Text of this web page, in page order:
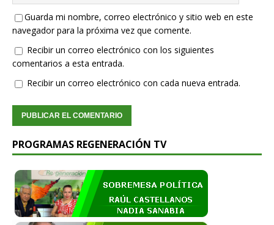
Guarda mi nombre, correo electrónico y sitio web en este
navegador para la próxima vez que comente.
Recibir un correo electrónico con los siguientes
comentarios a esta entrada.
Recibir un correo electrónico con cada nueva entrada.
PROGRAMAS REGENERACIÓN TV